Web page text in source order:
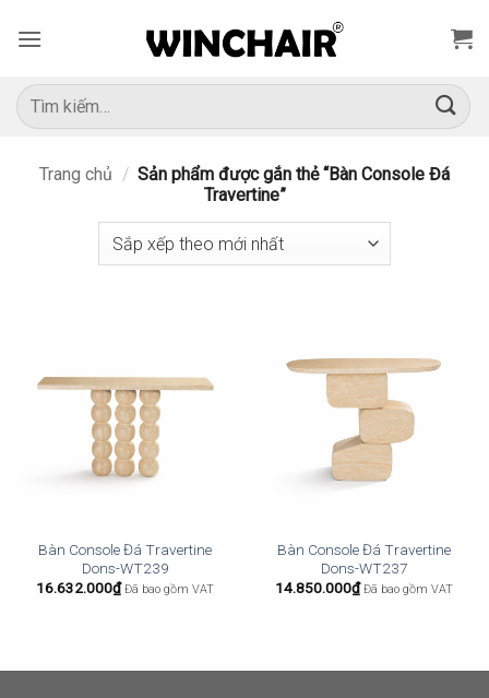
qua
dung
Tìm
kiếm:
Trang chủ / Sản phẩm được gắn thẻ “Bàn Console Đá
Travertine”
Bàn Console Đá Travertine
Dons-WT239
16.632.000₫ Đã bao gồm VAT
Bàn Console Đá Travertine
Dons-WT237
14.850.000₫ Đã bao gồm VAT